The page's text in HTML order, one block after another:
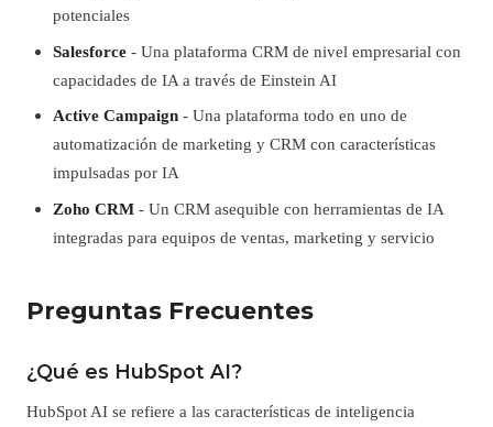
potenciales
Salesforce - Una plataforma CRM de nivel empresarial con
capacidades de IA a través de Einstein AI
Active Campaign - Una plataforma todo en uno de
automatización de marketing y CRM con características
impulsadas por IA
Zoho CRM - Un CRM asequible con herramientas de IA
integradas para equipos de ventas, marketing y servicio
Preguntas Frecuentes
¿Qué es HubSpot AI?
HubSpot AI se refiere a las características de inteligencia